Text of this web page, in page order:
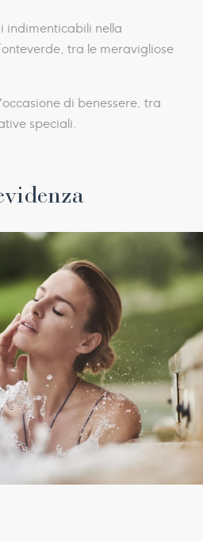
indimenticabili nella
tra le meravigliose
di benessere, tra
speciali.